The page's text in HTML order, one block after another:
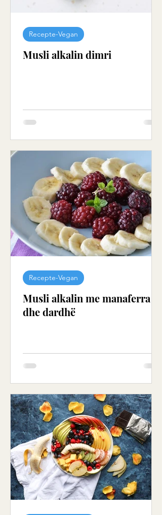
Musli alkalin dimri
Recepte-Vegan
Musli alkalin me manaferra
dhe dardhë
Recepte-Vegan